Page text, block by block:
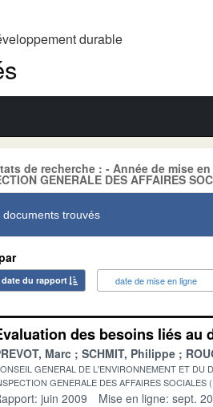
durable
de recherche : - Année de mise
GENERALE DES AFFAIRES
documents trouvés
date du rapport date de mise en ligne
des besoins liés au
Marc SCHMIT, Philippe
GENERAL DE L'ENVIRONNEMENT ET DU
GENERALE DES AFFAIRES SOCIALES
juin 2009 Mise en ligne: sept.